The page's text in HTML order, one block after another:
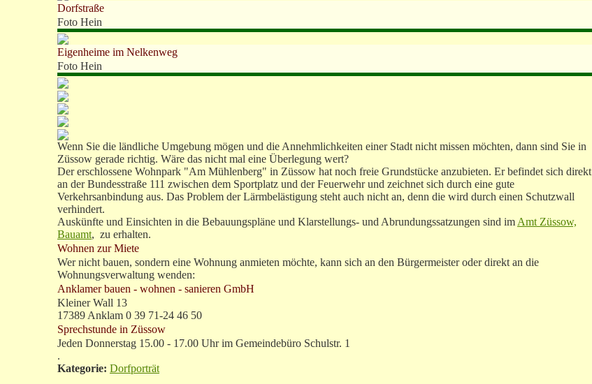
Dorfstraße
Foto Hein
Eigenheime im Nelkenweg
Foto Hein
Wenn Sie die ländliche Umgebung mögen und die Annehmlichkeiten einer Stadt nicht missen möchten, dann sind Sie in
Züssow gerade richtig. Wäre das nicht mal eine Überlegung wert?
Der erschlossene Wohnpark "Am Mühlenberg" in Züssow hat noch freie Grundstücke anzubieten. Er befindet sich direkt
an der Bundesstraße 111 zwischen dem Sportplatz und der Feuerwehr und zeichnet sich durch eine gute
Verkehrsanbindung aus. Das Problem der Lärmbelästigung steht auch nicht an, denn die wird durch einen Schutzwall
verhindert.
Auskünfte und Einsichten in die Bebauungspläne und Klarstellungs- und Abrundungssatzungen sind im Amt Züssow,
Bauamt, zu erhalten.
Wohnen zur Miete
Wer nicht bauen, sondern eine Wohnung anmieten möchte, kann sich an den Bürgermeister oder direkt an die
Wohnungsverwaltung wenden:
Anklamer bauen - wohnen - sanieren GmbH
Kleiner Wall 13
17389 Anklam 0 39 71-24 46 50
Sprechstunde in Züssow
Jeden Donnerstag 15.00 - 17.00 Uhr im Gemeindebüro Schulstr. 1
.
Kategorie: Dorfporträt